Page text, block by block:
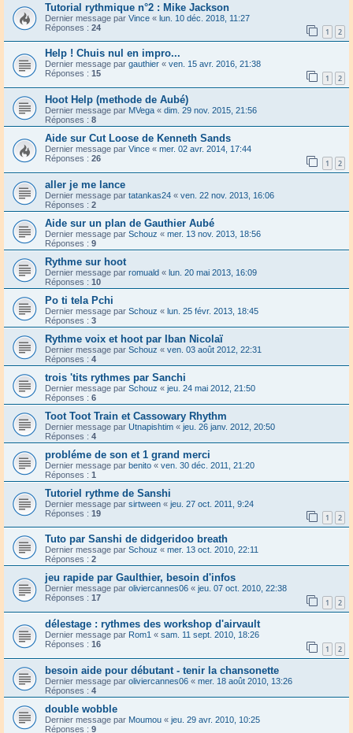
Tutorial rythmique n°2 : Mike Jackson
Dernier message par Vince « lun. 10 déc. 2018, 11:27
Réponses : 24 1 2
Help ! Chuis nul en impro...
Dernier message par gauthier « ven. 15 avr. 2016, 21:38
Réponses : 15 1 2
Hoot Help (methode de Aubé)
Dernier message par MVega « dim. 29 nov. 2015, 21:56
Réponses : 8
Aide sur Cut Loose de Kenneth Sands
Dernier message par Vince « mer. 02 avr. 2014, 17:44
Réponses : 26 1 2
aller je me lance
Dernier message par tatankas24 « ven. 22 nov. 2013, 16:06
Réponses : 2
Aide sur un plan de Gauthier Aubé
Dernier message par Schouz « mer. 13 nov. 2013, 18:56
Réponses : 9
Rythme sur hoot
Dernier message par romuald « lun. 20 mai 2013, 16:09
Réponses : 10
Po ti tela Pchi
Dernier message par Schouz « lun. 25 févr. 2013, 18:45
Réponses : 3
Rythme voix et hoot par Iban Nicolaï
Dernier message par Schouz « ven. 03 août 2012, 22:31
Réponses : 4
trois 'tits rythmes par Sanchi
Dernier message par Schouz « jeu. 24 mai 2012, 21:50
Réponses : 6
Toot Toot Train et Cassowary Rhythm
Dernier message par Utnapishtim « jeu. 26 janv. 2012, 20:50
Réponses : 4
probléme de son et 1 grand merci
Dernier message par benito « ven. 30 déc. 2011, 21:20
Réponses : 1
Tutoriel rythme de Sanshi
Dernier message par sirtween « jeu. 27 oct. 2011, 9:24
Réponses : 19 1 2
Tuto par Sanshi de didgeridoo breath
Dernier message par Schouz « mer. 13 oct. 2010, 22:11
Réponses : 2
jeu rapide par Gaulthier, besoin d'infos
Dernier message par oliviercannes06 « jeu. 07 oct. 2010, 22:38
Réponses : 17 1 2
délestage : rythmes des workshop d'airvault
Dernier message par Rom1 « sam. 11 sept. 2010, 18:26
Réponses : 16 1 2
besoin aide pour débutant - tenir la chansonette
Dernier message par oliviercannes06 « mer. 18 août 2010, 13:26
Réponses : 4
double wobble
Dernier message par Moumou « jeu. 29 avr. 2010, 10:25
Réponses : 9